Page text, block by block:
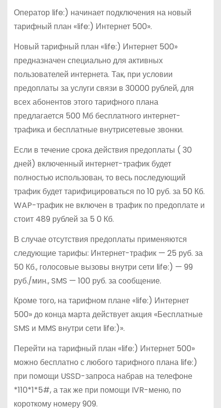
Оператор life:) начинает подключения на новый
тарифный план «life:) Интернет 500».
Новый тарифный план «life:) Интернет 500»
предназначен специально для активных
пользователей интернета. Так, при условии
предоплаты за услуги связи в 30000 рублей, для
всех абонентов этого тарифного плана
предлагается 500 Мб бесплатного интернет-
трафика и бесплатные внутрисетевые звонки.
Если в течение срока действия предоплаты ( 30
дней) включенный интернет-трафик будет
полностью использован, то весь последующий
трафик будет тарифицироваться по 10 руб. за 50 Кб.
WAP-трафик не включен в трафик по предоплате и
стоит 489 рублей за 5 0 Кб.
В случае отсутствия предоплаты применяются
следующие тарифы: Интернет-трафик — 25 руб. за
50 Кб., голосовые вызовы внутри сети life:) — 99
руб./мин., SMS — 100 руб. за сообщение.
Кроме того, на тарифном плане «life:) Интернет
500» до конца марта действует акция «Бесплатные
SMS и MMS внутри сети life:)».
Перейти на тарифный план «life:) Интернет 500»
можно бесплатно с любого тарифного плана life:)
при помощи USSD-запроса набрав на телефоне
*110*1*5#, а так же при помощи IVR-меню, по
короткому номеру 909.